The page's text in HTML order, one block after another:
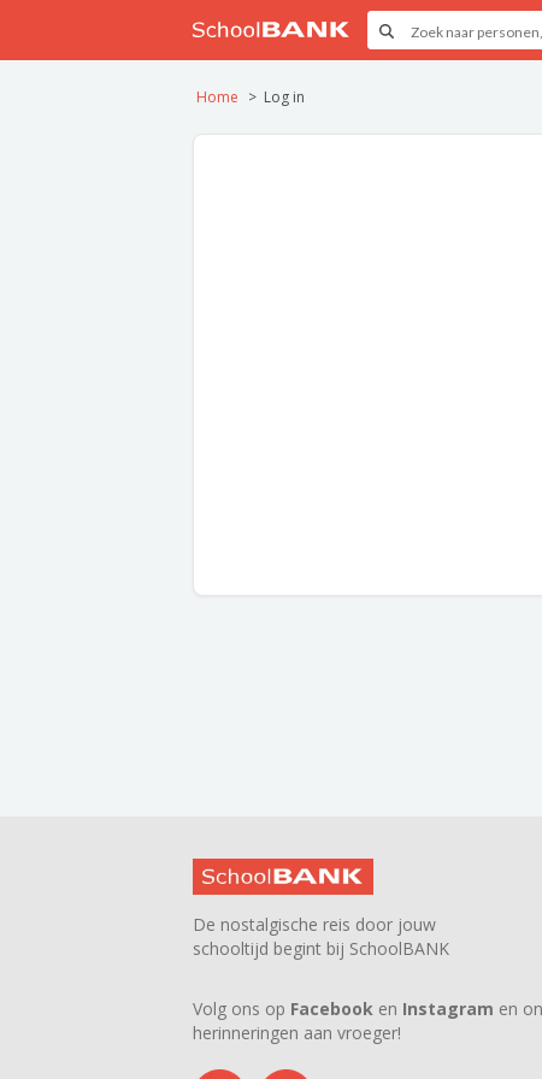
Home Log in
De nostalgische reis door jouw
schooltijd begint bij SchoolBANK
Volg ons op Facebook en Instagram en
herinneringen aan vroeger!